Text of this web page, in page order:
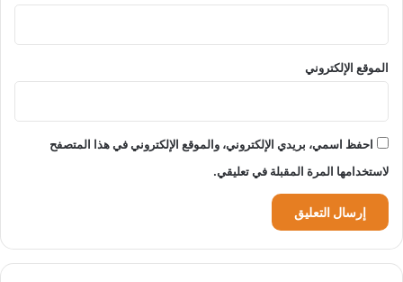
الموقع الإلكتروني
احفظ اسمي، بريدي الإلكتروني، والموقع الإلكتروني في هذا المتصفح
لاستخدامها المرة المقبلة في تعليقي.